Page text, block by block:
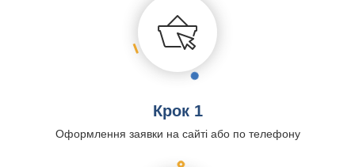
Крок 1
Оформлення заявки на сайті або по телефону